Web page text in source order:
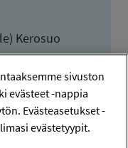
Kerosuo
Kerosuo
sivuston
evästeet -nappia
Evästeasetukset -
evästetyypit.